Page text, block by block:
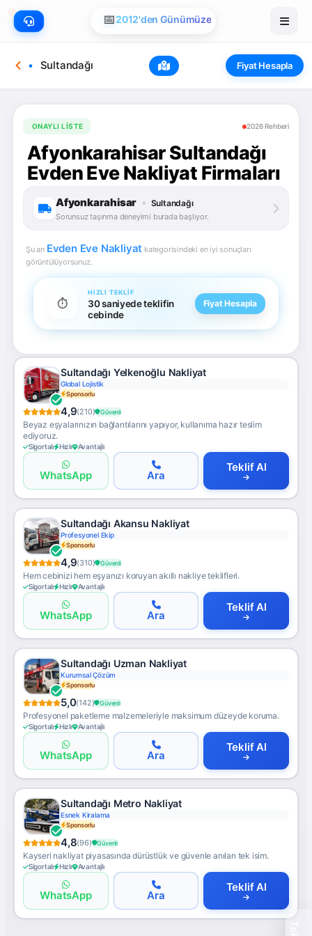
📅2012'den Günümüze
Sultandağı Fiyat Hesapla
ONAYLI LISTE 2026 Rehberi
Afyonkarahisar Sultandağı
Evden Eve Nakliyat Firmaları
Afyonkarahisar • Sultandağı
Sorunsuz taşınma deneyimi burada başlıyor.
Şu an Evden Eve Nakliyat kategorisindeki en iyi sonuçları
görüntülüyorsunuz.
⏱️
HIZLI TEKLIF
30 saniyede teklifin
cebinde
Fiyat Hesapla
Sultandağı Yelkenoğlu Nakliyat
Global Lojistik
Sponsorlu
4,9(210) Güvenli
Beyaz eşyalarınızın bağlantılarını yapıyor, kullanıma hazır teslim
ediyoruz.
Sigortalı Hızlı Avantajlı
WhatsApp Ara
Teklif Al
Sultandağı Akansu Nakliyat
Profesyonel Ekip
Sponsorlu
4,9(310) Güvenli
Hem cebinizi hem eşyanızı koruyan akıllı nakliye teklifleri.
Sigortalı Hızlı Avantajlı
WhatsApp Ara
Teklif Al
Sultandağı Uzman Nakliyat
Kurumsal Çözüm
Sponsorlu
5,0(142) Güvenli
Profesyonel paketleme malzemeleriyle maksimum düzeyde koruma.
Sigortalı Hızlı Avantajlı
WhatsApp Ara
Teklif Al
Sultandağı Metro Nakliyat
Esnek Kiralama
Sponsorlu
4,8(96) Güvenli
Kayseri nakliyat piyasasında dürüstlük ve güvenle anılan tek isim.
Sigortalı Hızlı Avantajlı
WhatsApp Ara
Teklif Al